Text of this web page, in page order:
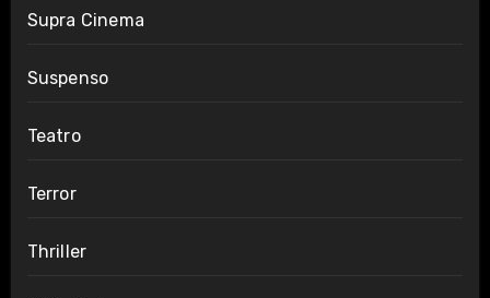
Supra Cinema
Suspenso
Teatro
Terror
Thriller